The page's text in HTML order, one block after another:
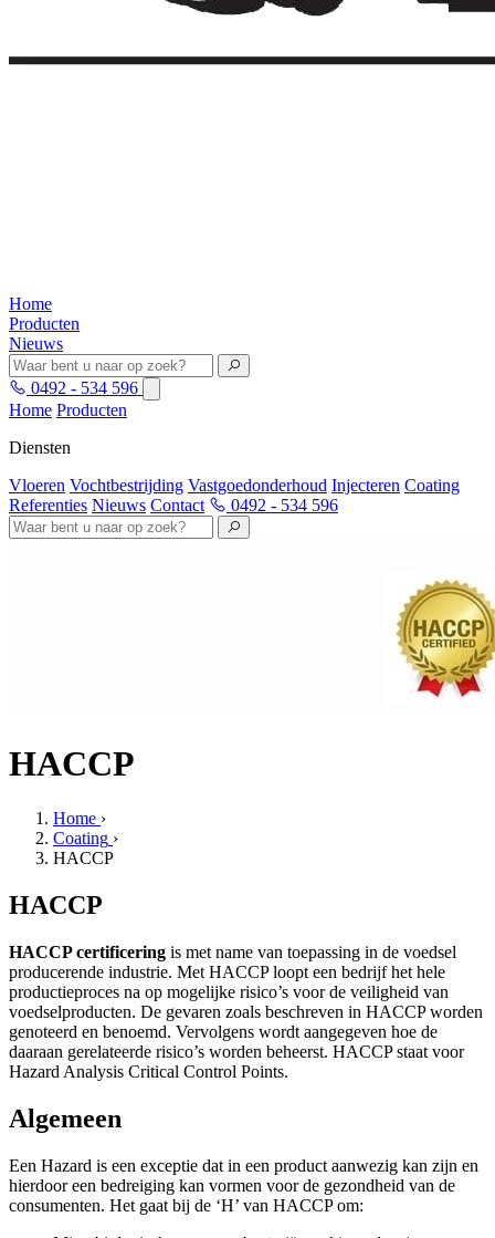
Home
Producten
Nieuws
0492 - 534 596
Home Producten
Diensten
Vloeren Vochtbestrijding Vastgoedonderhoud Injecteren Coating
Referenties Nieuws Contact 0492 - 534 596
HACCP
Home ›
Coating ›
HACCP
HACCP
HACCP certificering is met name van toepassing in de voedsel
producerende industrie. Met HACCP loopt een bedrijf het hele
productieproces na op mogelijke risico’s voor de veiligheid van
voedselproducten. De gevaren zoals beschreven in HACCP worden
genoteerd en benoemd. Vervolgens wordt aangegeven hoe de
daaraan gerelateerde risico’s worden beheerst. HACCP staat voor
Hazard Analysis Critical Control Points.
Algemeen
Een Hazard is een exceptie dat in een product aanwezig kan zijn en
hierdoor een bedreiging kan vormen voor de gezondheid van de
consumenten. Het gaat bij de ‘H’ van HACCP om: